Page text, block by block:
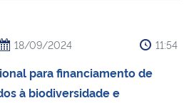
18/09/2024 11:54
para financiamento de
à biodiversidade e